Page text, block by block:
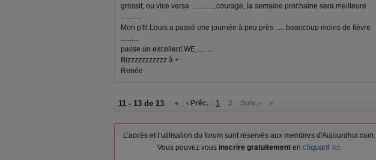
grossit, ou vice versa ..............courage, la semaine prochaine sera meilleure
...........
Mon p'tit Louis a passé une journée à peu près ..... beaucoup moins de fièvre
..........
passe un excellent WE .........
Bizzzzzzzzzzz à +
Renée
11 - 13 de 13 « ‹ Préc. 1 2 Suiv. › »
L’accès et l’utilisation du forum sont réservés aux membres d'Aujourdhui.com.
Vous pouvez vous inscrire gratuitementen cliquant ici.